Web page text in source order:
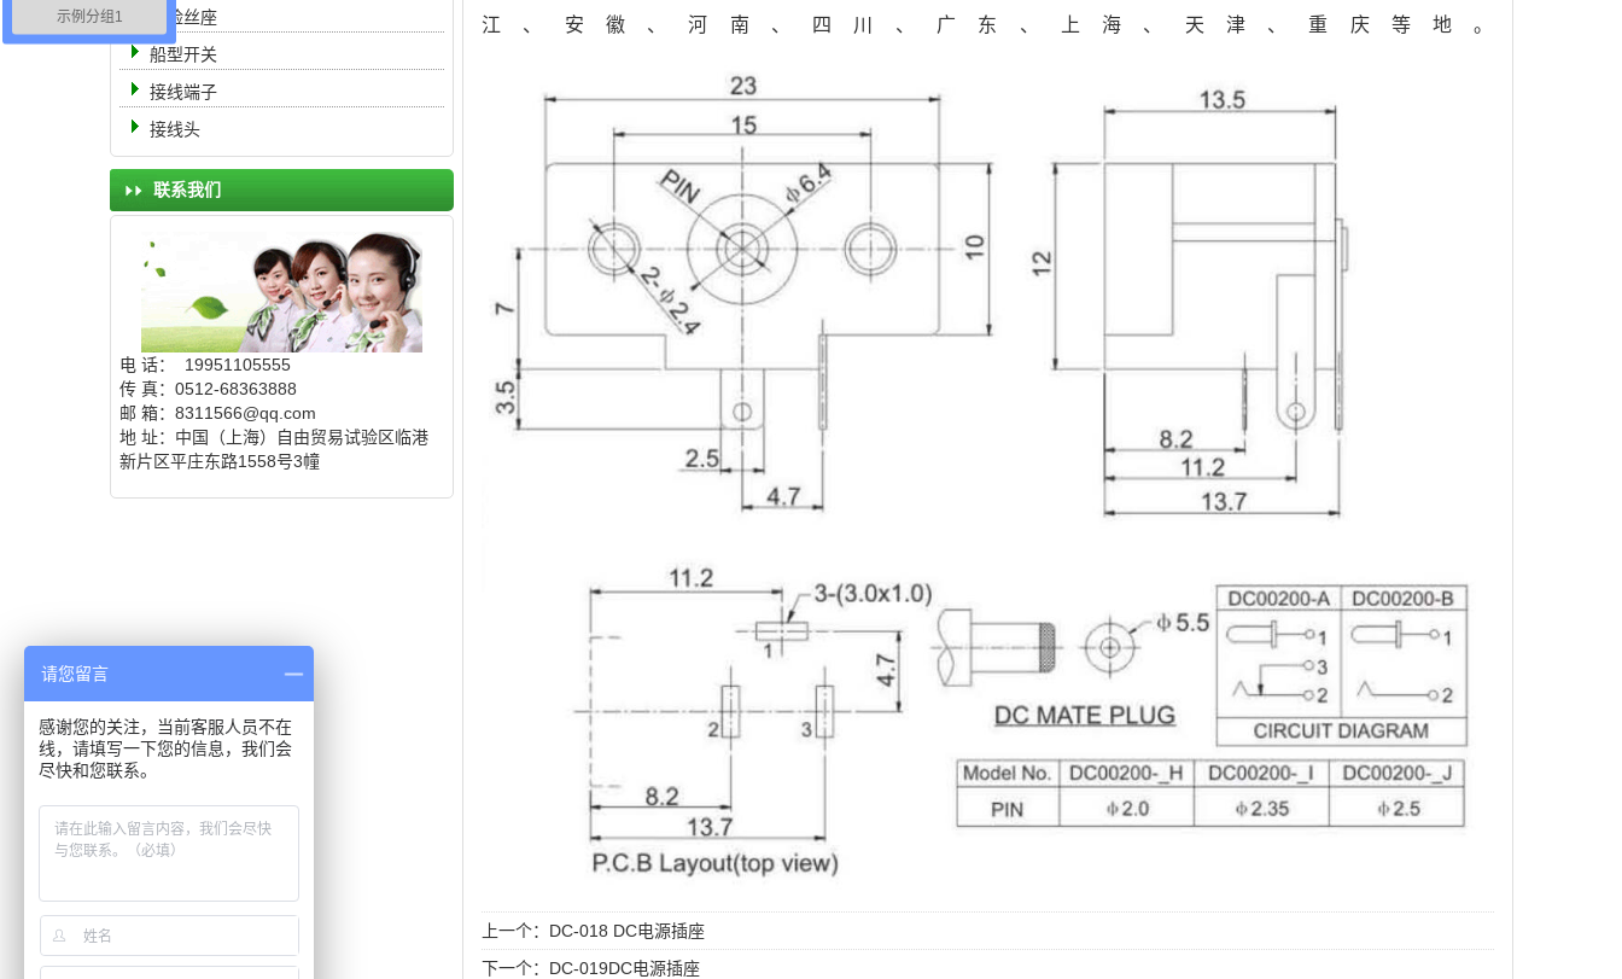
保险丝座
船型开关
接线端子
接线头
联系我们
电 话： 19951105555
传 真：0512-68363888
邮 箱：8311566@qq.com
地 址：中国（上海）自由贸易试验区临港
新片区平庄东路1558号3幢
江、安徽、河南、四川、广东、上海、天津、重庆等地。
上一个： DC-018 DC电源插座
下一个： DC-019DC电源插座
示例分组1
请您留言
感谢您的关注，当前客服人员不在
线，请填写一下您的信息，我们会
尽快和您联系。